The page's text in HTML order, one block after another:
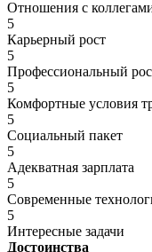
Отношения с
5
Карьерный рост
5
Профессиональный
5
Комфортные условия
5
Социальный пакет
5
Адекватная зарплата
5
Современные
5
Интересные задачи
Достоинства